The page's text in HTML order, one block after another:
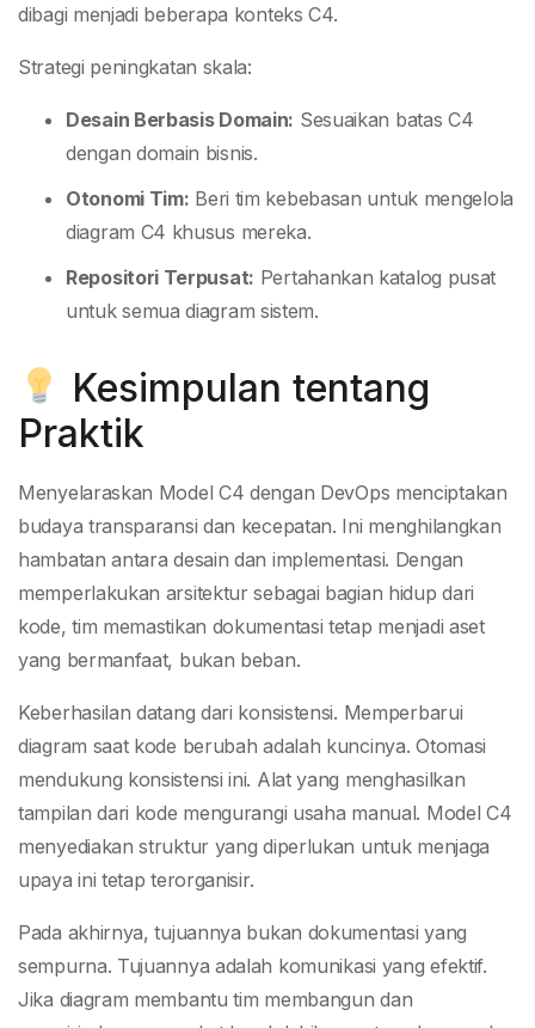
dibagi menjadi beberapa konteks C4.
Strategi peningkatan skala:
Desain Berbasis Domain: Sesuaikan batas C4
dengan domain bisnis.
Otonomi Tim: Beri tim kebebasan untuk mengelola
diagram C4 khusus mereka.
Repositori Terpusat: Pertahankan katalog pusat
untuk semua diagram sistem.
Kesimpulan tentang
Praktik
Menyelaraskan Model C4 dengan DevOps menciptakan
budaya transparansi dan kecepatan. Ini menghilangkan
hambatan antara desain dan implementasi. Dengan
memperlakukan arsitektur sebagai bagian hidup dari
kode, tim memastikan dokumentasi tetap menjadi aset
yang bermanfaat, bukan beban.
Keberhasilan datang dari konsistensi. Memperbarui
diagram saat kode berubah adalah kuncinya. Otomasi
mendukung konsistensi ini. Alat yang menghasilkan
tampilan dari kode mengurangi usaha manual. Model C4
menyediakan struktur yang diperlukan untuk menjaga
upaya ini tetap terorganisir.
Pada akhirnya, tujuannya bukan dokumentasi yang
sempurna. Tujuannya adalah komunikasi yang efektif.
Jika diagram membantu tim membangun dan